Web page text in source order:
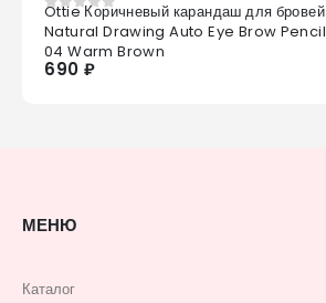
0из 5
Ottie Коричневый карандаш для бровей
Natural Drawing Auto Eye Brow Pencil
04 Warm Brown
690 ₽
МЕНЮ
Каталог